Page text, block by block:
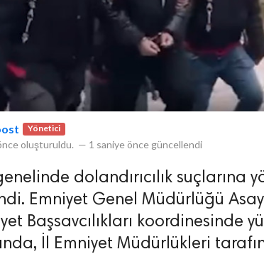
Yönetici
oluşturuldu. — 1 saniye önce güncellendi
dolandırıcılık suçlarına
Emniyet Genel Müdürlüğü
Başsavcılıkları koordinesinde
İl Emniyet Müdürlükleri